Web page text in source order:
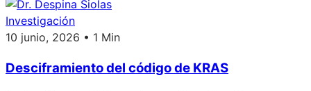
Investigación
10 junio, 2026 • 1 Min
Desciframiento del código de KRAS